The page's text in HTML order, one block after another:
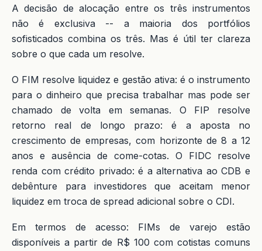
A decisão de alocação entre os três instrumentos
não é exclusiva -- a maioria dos portfólios
sofisticados combina os três. Mas é útil ter clareza
sobre o que cada um resolve.
O FIM resolve liquidez e gestão ativa: é o instrumento
para o dinheiro que precisa trabalhar mas pode ser
chamado de volta em semanas. O FIP resolve
retorno real de longo prazo: é a aposta no
crescimento de empresas, com horizonte de 8 a 12
anos e ausência de come-cotas. O FIDC resolve
renda com crédito privado: é a alternativa ao CDB e
debênture para investidores que aceitam menor
liquidez em troca de spread adicional sobre o CDI.
Em termos de acesso: FIMs de varejo estão
disponíveis a partir de R$ 100 com cotistas comuns